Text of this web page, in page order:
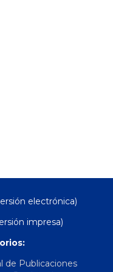
electrónica)
impresa)
de Publicaciones